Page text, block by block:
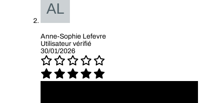
Anne-Sophie Lefevre
Utilisateur vérifié
30/01/2026